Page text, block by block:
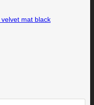
mat black